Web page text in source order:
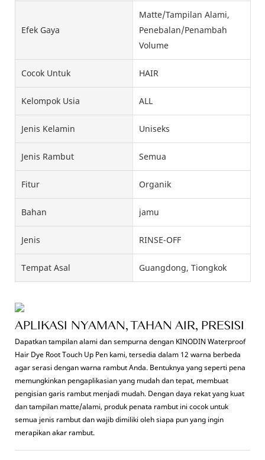
Efek Gaya
Matte/Tampilan Alami,
Penebalan/Penambah
Volume
Cocok Untuk HAIR
Kelompok Usia ALL
Jenis Kelamin Uniseks
Jenis Rambut Semua
Fitur Organik
Bahan jamu
Jenis RINSE-OFF
Tempat Asal Guangdong, Tiongkok
APLIKASI NYAMAN, TAHAN AIR, PRESISI
Dapatkan tampilan alami dan sempurna dengan KINODIN Waterproof
Hair Dye Root Touch Up Pen kami, tersedia dalam 12 warna berbeda
agar serasi dengan warna rambut Anda. Bentuknya yang seperti pena
memungkinkan pengaplikasian yang mudah dan tepat, membuat
pengisian garis rambut menjadi mudah. Dengan daya rekat yang kuat
dan tampilan matte/alami, produk penata rambut ini cocok untuk
semua jenis rambut dan wajib dimiliki oleh siapa pun yang ingin
merapikan akar rambut.